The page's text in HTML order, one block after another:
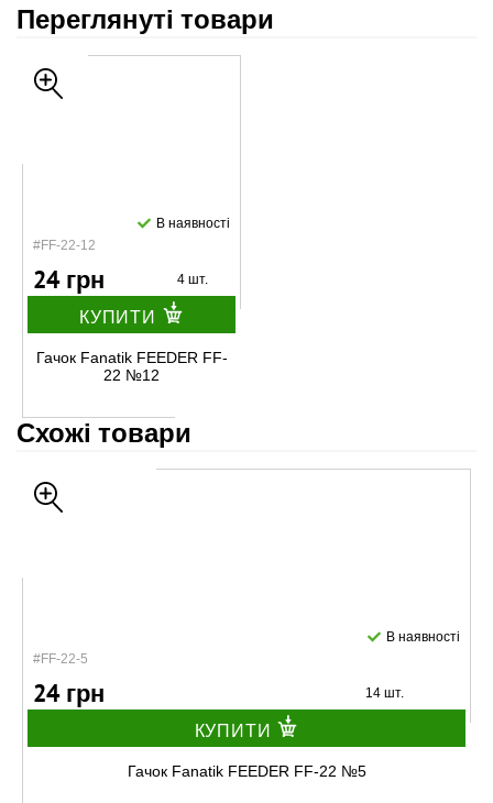
Переглянуті товари
#FF-22-12
В наявності
24 грн 4 шт.
КУПИТИ
Гачок Fanatik FEEDER FF-
22 №12
Схожі товари
#FF-22-5
В наявності
24 грн 14 шт.
КУПИТИ
Гачок Fanatik FEEDER FF-22 №5